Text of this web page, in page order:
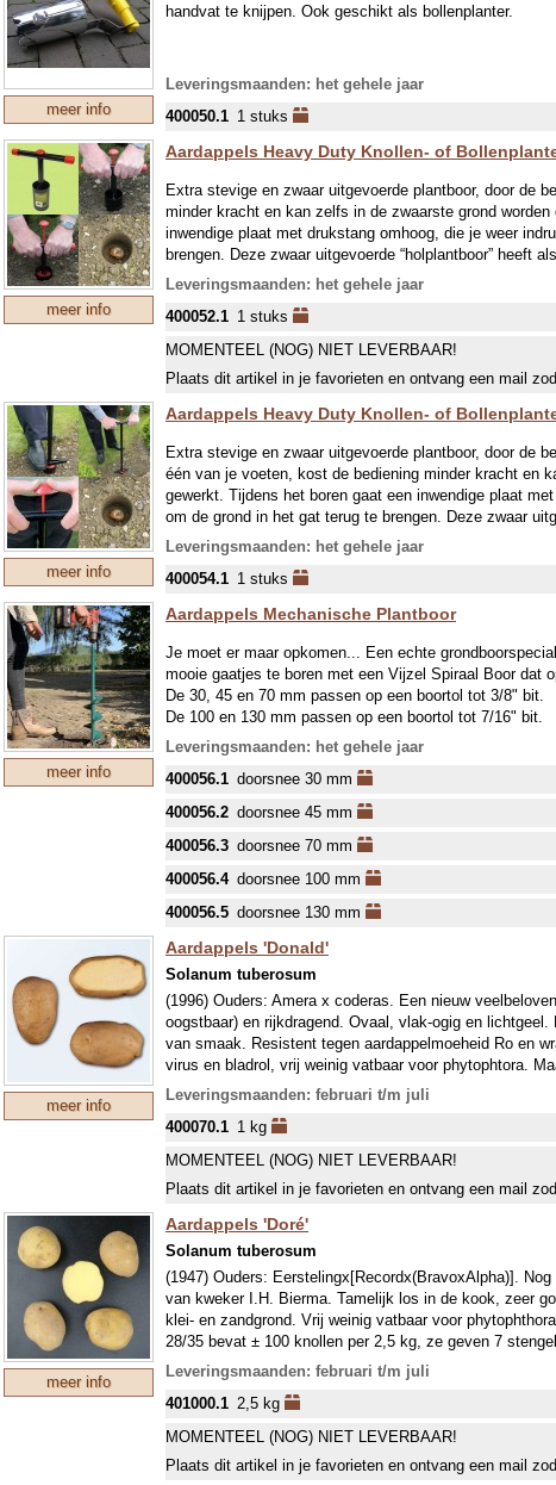
meer info
handvat te knijpen. Ook geschikt als bollenplanter.
Leveringsmaanden: het gehele jaar
400050.1 1 stuks
meer info
Aardappels Heavy Duty Knollen- of
Extra stevige en zwaar uitgevoerde plantboor, door de
minder kracht en kan zelfs in de zwaarste grond
inwendige plaat met drukstang omhoog, die je weer
brengen. Deze zwaar uitgevoerde “holplantboor” heeft
boordiepte 10,5 cm, boordiameter 7 cm. Te gebruiken
Leveringsmaanden: het gehele jaar
400052.1 1 stuks
MOMENTEEL (NOG) NIET LEVERBAAR!
Plaats dit artikel in je favorieten en ontvang een mail
meer info
Aardappels Heavy Duty Knollen- of
Extra stevige en zwaar uitgevoerde plantboor, door de
één van je voeten, kost de bediening minder kracht en
gewerkt. Tijdens het boren gaat een inwendige plaat
om de grond in het gat terug te brengen. Deze zwaar
afmetingen: Totale hoogte 88 cm, boordiepte 10,5 cm,
planten van knollen en bollen.
Leveringsmaanden: het gehele jaar
400054.1 1 stuks
meer info
Aardappels Mechanische Plantboor
Je moet er maar opkomen... Een echte
mooie gaatjes te boren met een Vijzel Spiraal Boor dat
De 30, 45 en 70 mm passen op een boortol tot 3/8" bit.
De 100 en 130 mm passen op een boortol tot 7/16" bit.
Ideaal voor het poten van knollen, bollen of planten!
Het spaart je rug
Geen kromgebogen schepjes meer
Ook in het gras razendsnel bollen planten
Maar ook voor drainage-gaten die je vult met grind
ø 30 mm en 45 cm lang
ø 45 mm en 73 cm lang
ø 70 mm en 60 cm lang
ø 100 mm en 63 cm lang
ø 130 mm en 63 cm lang
Leveringsmaanden: het gehele jaar
400056.1 doorsnee 30 mm
400056.2 doorsnee 45 mm
400056.3 doorsnee 70 mm
400056.4 doorsnee 100 mm
400056.5 doorsnee 130 mm
meer info
Aardappels 'Donald'
Solanum tuberosum
(1996) Ouders: Amera x coderas. Een nieuw
oogstbaar) en rijkdragend. Ovaal, vlak-ogig en
van smaak. Resistent tegen aardappelmoeheid Ro en
virus en bladrol, vrij weinig vatbaar voor phytophtora.
ze geven 7 stengels per 2 knollen en kunnen op 20 m²
Een vroeg ras betekent vooral dat deze snel groeit en
ongeveer tegelijk met latere rassen (april). Om extra
echter vaak vroeger geplant (half maart met
glas). De vroege rassen hebben minder snel last van
(Phytophthora infestans). Hoewel de epidemie steeds
bemesten. De gemiddelde plantafstand is 70x40 cm,
om ziektes te voorkomen.
Leveringsmaanden: februari t/m juli
400070.1 1 kg
MOMENTEEL (NOG) NIET LEVERBAAR!
Plaats dit artikel in je favorieten en ontvang een mail
meer info
Aardappels 'Doré'
Solanum tuberosum
(1947) Ouders: Eerstelingx[Recordx(BravoxAlpha)].
van kweker I.H. Bierma. Tamelijk los in de kook, zeer
klei- en zandgrond. Vrij weinig vatbaar voor
28/35 bevat ± 100 knollen per 2,5 kg, ze geven 7
worden uitgeplant.
Een vroeg ras betekent vooral dat deze snel groeit en
ongeveer tegelijk met latere rassen (april). Om extra
echter vaak vroeger geplant (half maart met
glas). De vroege rassen hebben minder snel last van
Leveringsmaanden: februari t/m juli
401000.1 2,5 kg
MOMENTEEL (NOG) NIET LEVERBAAR!
Plaats dit artikel in je favorieten en ontvang een mail